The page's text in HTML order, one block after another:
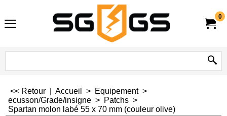
0
<< Retour Accueil > Equipement>
ecusson/Grade/insigne > Patchs >
Spartan molon labé 55 x 70 mm (couleur olive)